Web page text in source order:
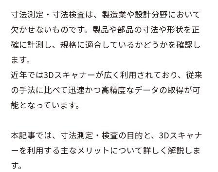
寸法測定・寸法検査は、製造業や設計分野において
欠かせないものです。製品や部品の寸法や形状を正
確に計測し、規格に適合しているかどうかを確認し
ます。
近年では3Dスキャナーが広く利用されており、従来
の手法に比べて迅速かつ高精度なデータの取得が可
能となっています。
本記事では、寸法測定・検査の目的と、3Dスキャナ
ーを利用する主なメリットについて詳しく解説しま
す。